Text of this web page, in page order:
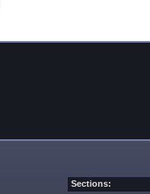
Sections: